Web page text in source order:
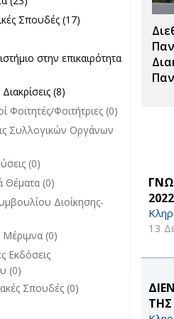
2022
13
Σπουδές filter
Σπουδές filter
Σπουδές (17)
filter
στην
filter
στην επικαιρότητα
filter
/ Διακρίσεις filter
(8)
Διακρίσεις
filter
Φοιτητές/Φοιτήτριες (0)
Συλλογικών Οργάνων
(0)
Θέματα (0)
Διοίκησης-
Μέριμνα (0)
Εκδόσεις
(0)
Σπουδές (0)